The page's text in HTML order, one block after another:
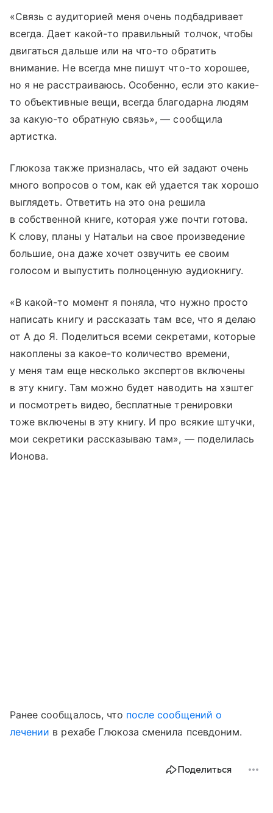
«Связь с аудиторией меня очень подбадривает
всегда. Дает какой-то правильный толчок, чтобы
двигаться дальше или на что-то обратить
внимание. Не всегда мне пишут что-то хорошее,
но я не расстраиваюсь. Особенно, если это какие-
то объективные вещи, всегда благодарна людям
за какую-то обратную связь», — сообщила
артистка.
Глюкоза также призналась, что ей задают очень
много вопросов о том, как ей удается так хорошо
выглядеть. Ответить на это она решила
в собственной книге, которая уже почти готова.
К слову, планы у Натальи на свое произведение
большие, она даже хочет озвучить ее своим
голосом и выпустить полноценную аудиокнигу.
«В какой-то момент я поняла, что нужно просто
написать книгу и рассказать там все, что я делаю
от А до Я. Поделиться всеми секретами, которые
накоплены за какое-то количество времени,
у меня там еще несколько экспертов включены
в эту книгу. Там можно будет наводить на хэштег
и посмотреть видео, бесплатные тренировки
тоже включены в эту книгу. И про всякие штучки,
мои секретики рассказываю там», — поделилась
Ионова.
Ранее сообщалось, что после сообщений о
лечении в рехабе Глюкоза сменила псевдоним.
Поделиться